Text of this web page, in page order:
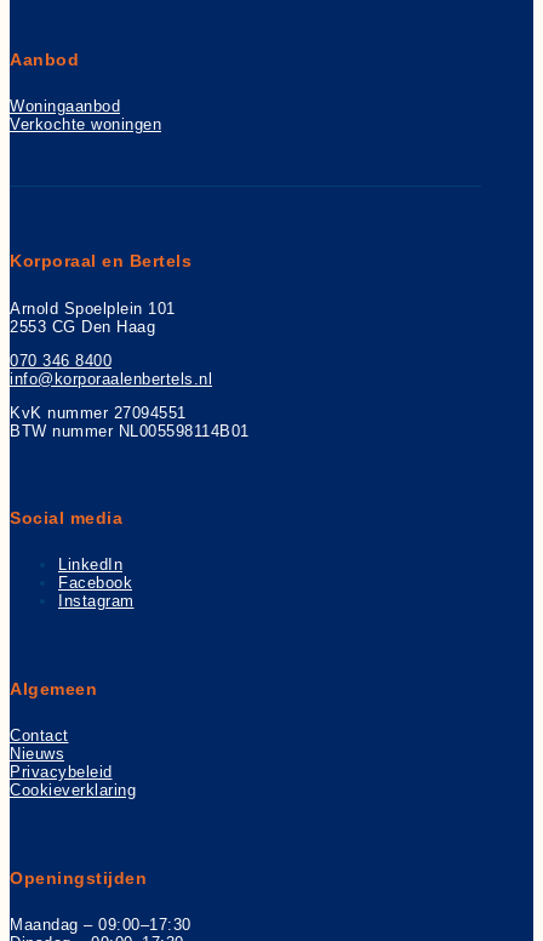
Aanbod
Woningaanbod
Verkochte woningen
Korporaal en Bertels
Arnold Spoelplein 101
2553 CG Den Haag
070 346 8400
info@korporaalenbertels.nl
KvK nummer 27094551
BTW nummer NL005598114B01
Social media
LinkedIn
Facebook
Instagram
Algemeen
Contact
Nieuws
Privacybeleid
Cookieverklaring
Openingstijden
Maandag – 09:00–17:30